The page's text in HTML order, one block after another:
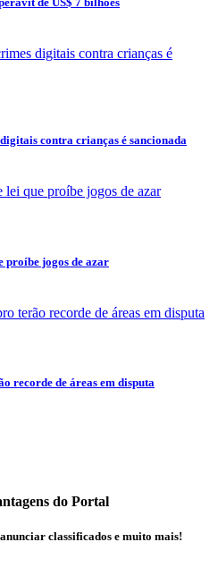
contra crianças é sancionada
proíbe jogos de azar
recorde de áreas em disputa
do Portal
classificados e muito mais!